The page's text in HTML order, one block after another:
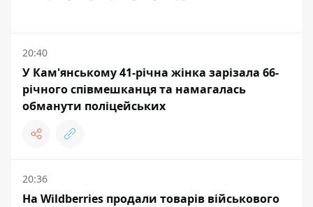
20:40
У Кам'янському 41-річна жінка зарізала 66-
річного співмешканця та намагалась
обманути поліцейських
20:36
На Wildberries продали товарів військового